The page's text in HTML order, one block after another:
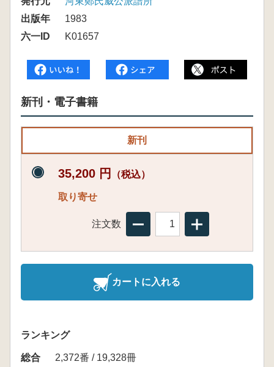
出版年
1983
六一ID
K01657
新刊・電子書籍
新刊
35,200 円 （税込）
取り寄せ
注文数
カートに入れる
ランキング
総合
2,372番 / 19,328冊